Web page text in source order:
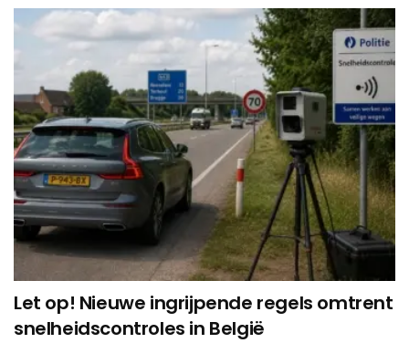
Let op! Nieuwe ingrijpende regels omtrent
snelheidscontroles in België